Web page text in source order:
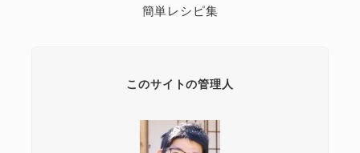
簡単レシピ集
このサイトの管理人